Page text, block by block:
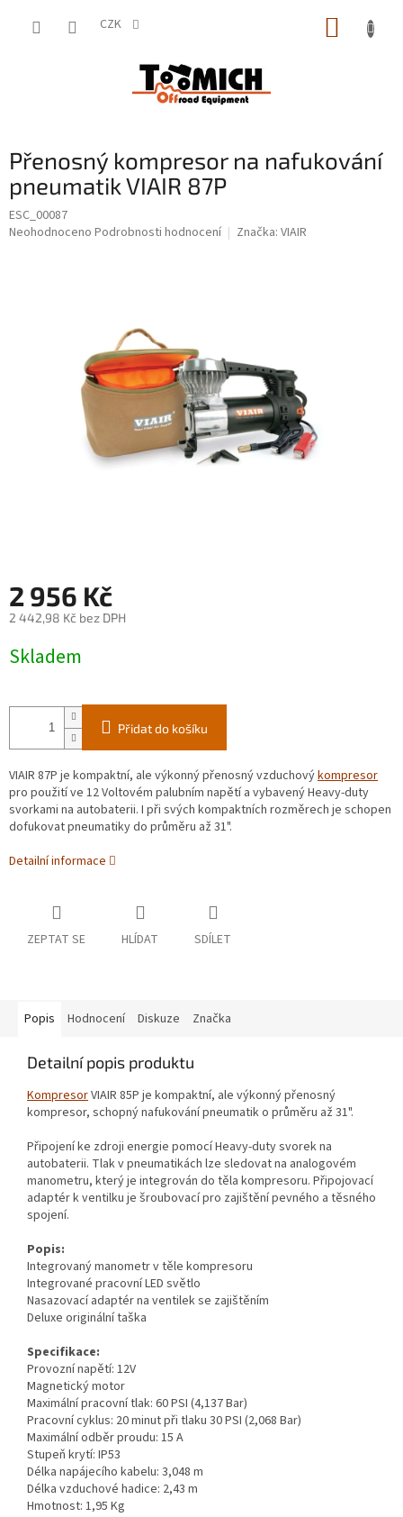
CZK
Přenosný kompresor na nafukování
pneumatik VIAIR 87P
ESC_00087
Průměrné
Neohodnoceno Podrobnosti hodnocení Značka: VIAIR
2 956 Kč
2 442,98 Kč bez DPH
cena:
Skladem
Přidat do košíku
VIAIR 87P je kompaktní, ale výkonný přenosný vzduchovýkompresor
pro použití ve 12 Voltovém palubním napětí a vybavený Heavy-duty
svorkami na autobaterii. I při svých kompaktních rozměrech je schopen
dofukovat pneumatiky do průměru až 31".
Detailní informace
ZEPTAT SE HLÍDAT SDÍLET
Popis Hodnocení Diskuze Značka
Detailní popis produktu
KompresorVIAIR 85P je kompaktní, ale výkonný přenosný
kompresor, schopný nafukování pneumatik o průměru až 31".
Připojení ke zdroji energie pomocí Heavy-duty svorek na
autobaterii. Tlak v pneumatikách lze sledovat na analogovém
manometru, který je integrován do těla kompresoru. Připojovací
adaptér k ventilku je šroubovací pro zajištění pevného a těsného
spojení.
Popis:
Integrovaný manometr v těle kompresoru
Integrované pracovní LED světlo
Nasazovací adaptér na ventilek se zajištěním
Deluxe originální taška
Specifikace:
Provozní napětí: 12V
Magnetický motor
Maximální pracovní tlak: 60 PSI (4,137 Bar)
Pracovní cyklus: 20 minut při tlaku 30 PSI (2,068 Bar)
Maximální odběr proudu: 15 A
Stupeň krytí: IP53
Délka napájecího kabelu: 3,048 m
Délka vzduchové hadice: 2,43 m
Hmotnost: 1,95 Kg